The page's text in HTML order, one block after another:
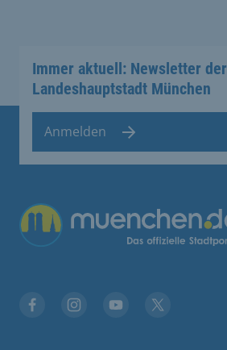
Immer aktuell: Newsletter der
Landeshauptstadt München
Anmelden
Übergreifende Links